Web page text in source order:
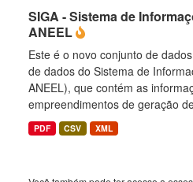
SIGA - Sistema de
ANEEL
Este é o novo conjunto de
de dados do Sistema de
ANEEL), que contém as
empreendimentos de geração
PDF CSV XML